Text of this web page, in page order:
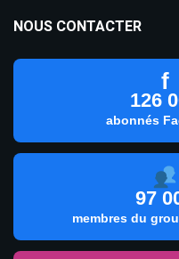
NOUS CONTACTER
f
126
abonnés
97
membres du